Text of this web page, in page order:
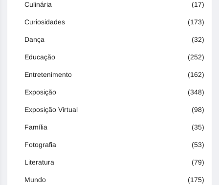
Culinária (17)
Curiosidades (173)
Dança (32)
Educação (252)
Entretenimento (162)
Exposição (348)
Exposição Virtual (98)
Família (35)
Fotografia (53)
Literatura (79)
Mundo (175)